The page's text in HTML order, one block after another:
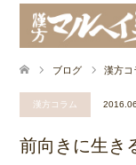
ブログ 漢方コ
漢方コラム
前向きに生き